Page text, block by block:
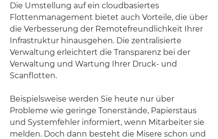
Die Umstellung auf ein cloudbasiertes
Flottenmanagement bietet auch Vorteile, die über
die Verbesserung der Remotefreundlichkeit Ihrer
Infrastruktur hinausgehen. Die zentralisierte
Verwaltung erleichtert die Transparenz bei der
Verwaltung und Wartung Ihrer Druck- und
Scanflotten.
Beispielsweise werden Sie heute nur über
Probleme wie geringe Tonerstände, Papierstaus
und Systemfehler informiert, wenn Mitarbeiter sie
melden. Doch dann besteht die Misere schon und